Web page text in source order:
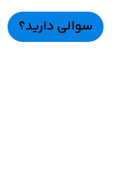
سوالی دارید؟